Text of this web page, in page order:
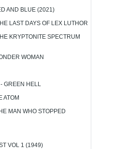
AND BLUE (2021)
LAST DAYS OF LEX LUTHOR
KRYPTONITE SPECTRUM
WOMAN
GREEN HELL
ATOM
MAN WHO STOPPED
VOL 1 (1949)